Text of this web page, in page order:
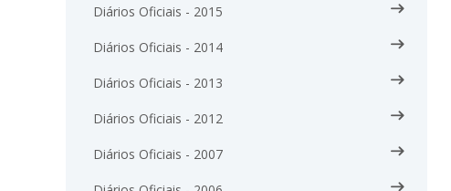
Diários Oficiais - 2015
Diários Oficiais - 2014
Diários Oficiais - 2013
Diários Oficiais - 2012
Diários Oficiais - 2007